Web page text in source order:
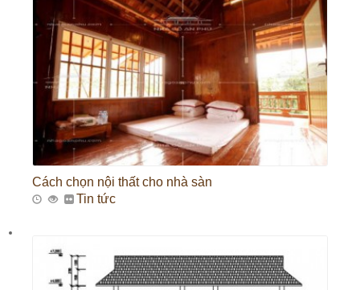
Cách chọn nội thất cho nhà sàn
Tin tức